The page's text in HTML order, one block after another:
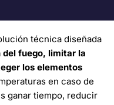
técnica diseñada
fuego, limitar la
los elementos
en caso de
ganar tiempo, reducir